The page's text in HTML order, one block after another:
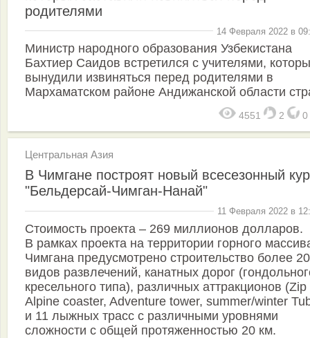
родителями
14 Февраля 2022 в
Министр народного образования Узбекистана
Бахтиер Саидов встретился с учителями,
вынудили извиняться перед родителями в
Мархаматском районе Андижанской области
4551 2 0
Центральная Азия
В Чимгане построят новый всесезонный
"Бельдерсай-Чимган-Нанай"
11 Февраля 2022 в
Стоимость проекта – 269 миллионов долларов.
В рамках проекта на территории горного
Чимгана предусмотрено строительство более 20
видов развлечений, канатных дорог
кресельного типа), различных аттракционов
Alpine coaster, Adventure tower, summer/winter
и 11 лыжных трасс с различными уровнями
сложности с общей протяженностью 20 км.